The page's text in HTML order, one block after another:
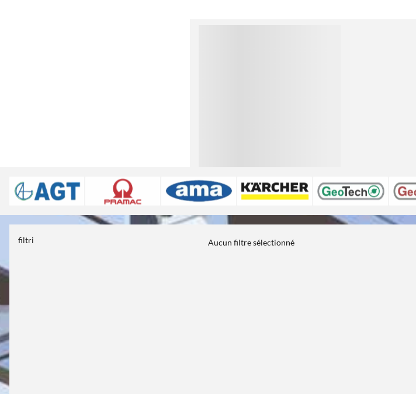
filtri Aucun filtre sélectionné